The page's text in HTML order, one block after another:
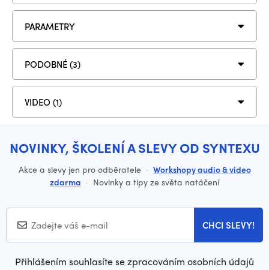
PARAMETRY
PODOBNÉ (3)
VIDEO (1)
NOVINKY, ŠKOLENÍ A SLEVY OD SYNTEXU
Akce a slevy jen pro odběratele · Workshopy audio & video
zdarma · Novinky a tipy ze světa natáčení
CHCI SLEVY!
Přihlášením souhlasíte se zpracováním osobních údajů